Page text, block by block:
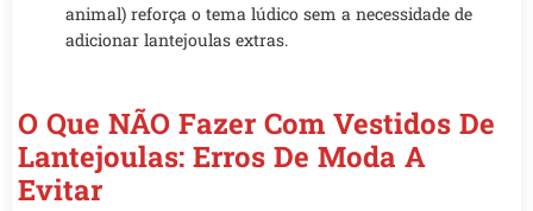
animal) reforça o tema lúdico sem a necessidade de
adicionar lantejoulas extras.
O Que NÃO Fazer Com Vestidos De
Lantejoulas: Erros De Moda A
Evitar